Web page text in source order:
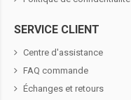
SERVICE CLIENT
Centre d'assistance
FAQ commande
Échanges et retours